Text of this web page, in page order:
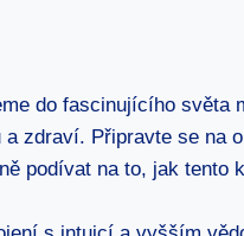
do fascinujícího světa
a zdraví. Připravte se na
podívat na to, jak tento